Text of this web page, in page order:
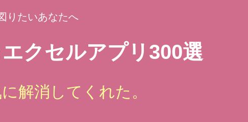
りたいあなたへ
クセルアプリ300選
解消してくれた。